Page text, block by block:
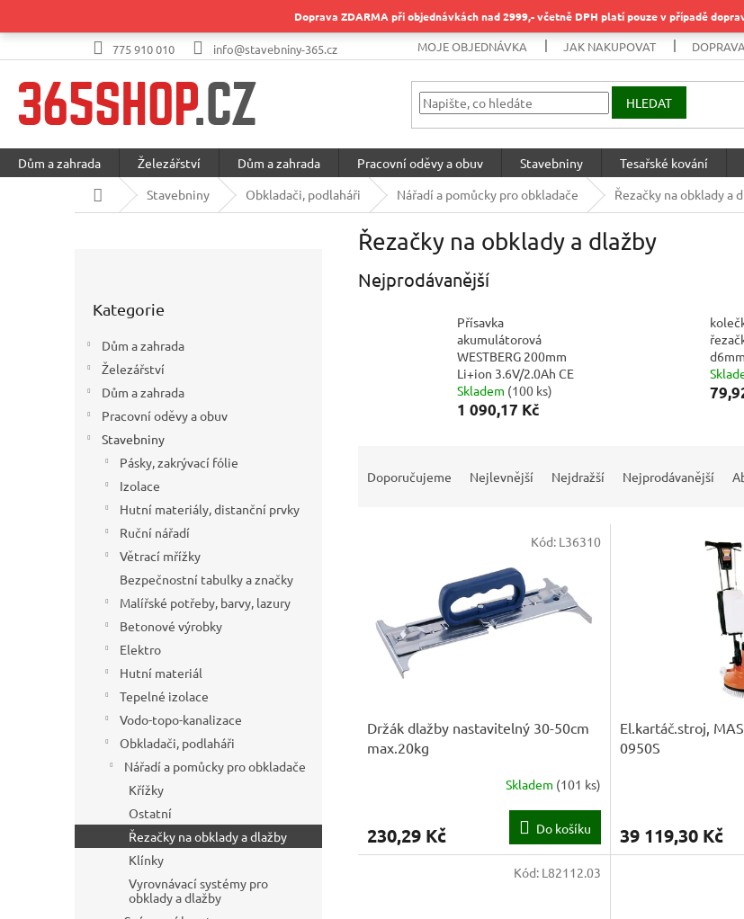
Doprava ZDARMA při objednávkách nad 2999,- včetně DPH platí pouze v případě
775 910 010 info@stavebniny-365.cz MOJE OBJEDNÁVKA JAK NAKUPOVAT
HLEDAT
Dům a zahrada Železářství Dům a zahrada Pracovní oděvy a obuv Stavebniny Tesařské kování
Domů Stavebniny Obkladači, podlaháři Nářadí a pomůcky pro obkladače Řezačky na obklady a
kategorie
Kategorie
Dům a zahrada
Železářství
Dům a zahrada
Pracovní oděvy a obuv
Stavebniny
Pásky, zakrývací fólie
Izolace
Hutní materiály, distanční prvky
Ruční nářadí
Větrací mřížky
Bezpečnostní tabulky a značky
Malířské potřeby, barvy, lazury
Betonové výrobky
Elektro
Hutní materiál
Tepelné izolace
Vodo-topo-kanalizace
Obkladači, podlaháři
Nářadí a pomůcky pro obkladače
Křížky
Ostatní
Řezačky na obklady a dlažby
Klínky
Vyrovnávací systémy pro
obklady a dlažby
Řezačky na obklady a dlažby
Nejprodávanější
Přísavka
akumulátorová
WESTBERG 200mm
Li+ion 3.6V/2.0Ah CE
Skladem (100 ks)
1 090,17 Kč
d6mm
Doporučujeme Nejlevnější Nejdražší Nejprodávanější
Držák dlažby nastavitelný 30-50cm
max.20kg
Skladem (101 ks)
230,29 Kč Do košíku
Kód: L36310
El.kartáč.stroj,
0950S
39 119,30 Kč
Kód: L82112.03